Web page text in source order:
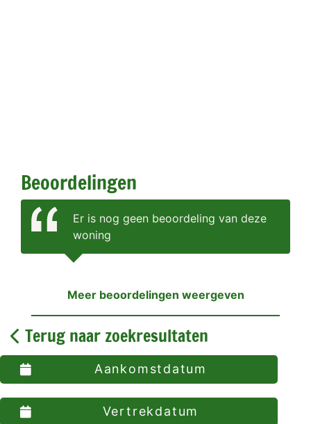
Beoordelingen
Er is nog geen beoordeling van deze
woning
Meer beoordelingen weergeven
Terug naar zoekresultaten
Aankomstdatum
Vertrekdatum